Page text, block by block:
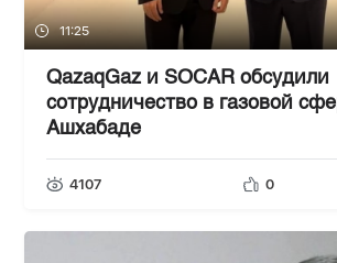
11:25
QazaqGaz и SOCAR обсудили
сотрудничество в газовой
Ашхабаде
4107 0